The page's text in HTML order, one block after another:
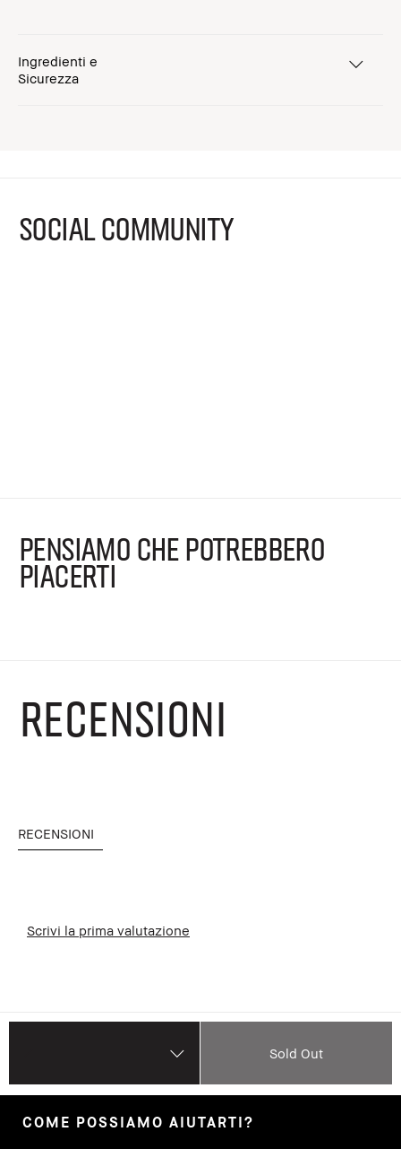
Ingredienti e
Sicurezza
SOCIAL COMMUNITY
PENSIAMO CHE POTREBBERO
PIACERTI
RECENSIONI
RECENSIONI
Scrivi la prima valutazione
Sold Out
COME POSSIAMO AIUTARTI?